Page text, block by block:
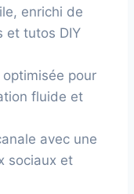
enrichi de
et tutos DIY
pour
fluide et
avec une
sociaux et